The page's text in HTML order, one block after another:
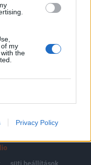
my
the
Privacy Policy
süti beállítások